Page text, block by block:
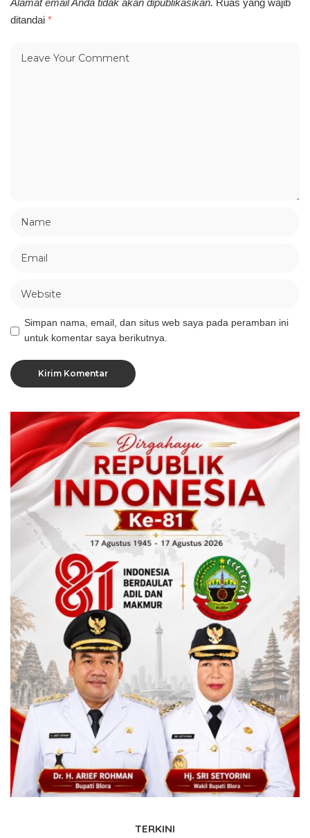
Alamat email Anda tidak akan dipublikasikan. Ruas yang wajib
ditandai *
Simpan nama, email, dan situs web saya pada peramban ini
untuk komentar saya berikutnya.
TERKINI